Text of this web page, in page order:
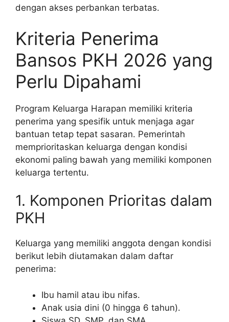
dengan akses perbankan terbatas.
Kriteria Penerima
Bansos PKH 2026 yang
Perlu Dipahami
Program Keluarga Harapan memiliki kriteria
penerima yang spesifik untuk menjaga agar
bantuan tetap tepat sasaran. Pemerintah
memprioritaskan keluarga dengan kondisi
ekonomi paling bawah yang memiliki komponen
keluarga tertentu.
1. Komponen Prioritas dalam
PKH
Keluarga yang memiliki anggota dengan kondisi
berikut lebih diutamakan dalam daftar
penerima:
Ibu hamil atau ibu nifas.
Anak usia dini (0 hingga 6 tahun).